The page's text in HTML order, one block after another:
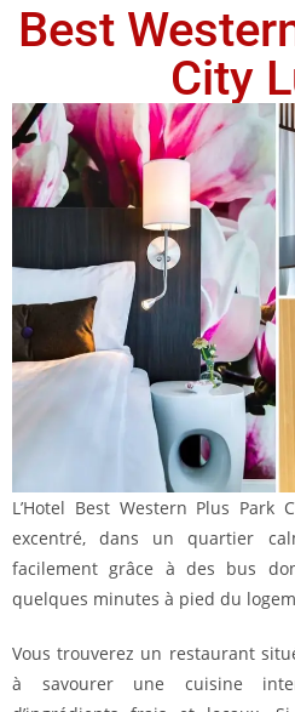
Best
City
L’Hotel Best Western Plus
excentré, dans un quartier
facilement grâce à des bus
quelques minutes à pied du
Vous trouverez un restaurant
à savourer une cuisine